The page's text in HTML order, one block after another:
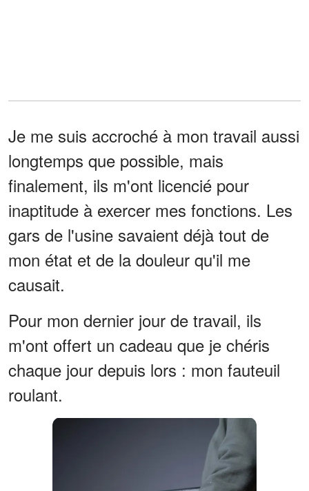
Je me suis accroché à mon travail aussi
longtemps que possible, mais
finalement, ils m'ont licencié pour
inaptitude à exercer mes fonctions. Les
gars de l'usine savaient déjà tout de
mon état et de la douleur qu'il me
causait.
Pour mon dernier jour de travail, ils
m'ont offert un cadeau que je chéris
chaque jour depuis lors : mon fauteuil
roulant.